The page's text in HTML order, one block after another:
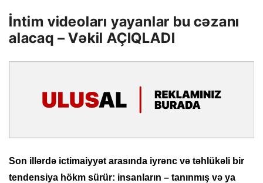
İntim videoları yayanlar bu cəzanı
alacaq – Vəkil AÇIQLADI
Son illərdə ictimaiyyət arasında iyrənc və təhlükəli bir
tendensiya hökm sürür: insanların – tanınmış və ya